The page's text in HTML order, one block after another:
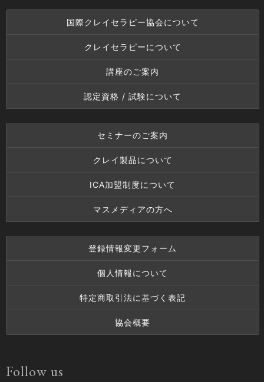
国際クレイセラピー協会について
クレイセラピーについて
講座のご案内
認定資格 / 試験について
セミナーのご案内
クレイ製品について
ICA加盟制度について
マスメディアの方へ
登録情報変更フォーム
個人情報について
特定商取引法に基づく表記
協会概要
Follow us